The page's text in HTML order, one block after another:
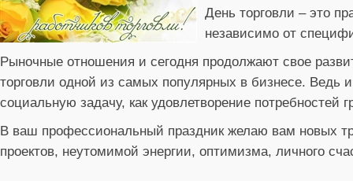
День торговли – это
независимо от
Рыночные отношения и сегодня продолжают свое
торговли одной из самых популярных в бизнесе. Ведь
социальную задачу, как удовлетворение потребностей
В ваш профессиональный праздник желаю вам новых
проектов, неутомимой энергии, оптимизма, личного